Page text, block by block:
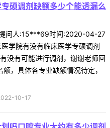
硕调剂缺额多少个能透漏么
问人:15***69时间:2020-04-27
学院有没有临床医学专硕调剂
没有可能进行调剂，谢谢老师回
，具体各专业缺额情况待定，
10-17